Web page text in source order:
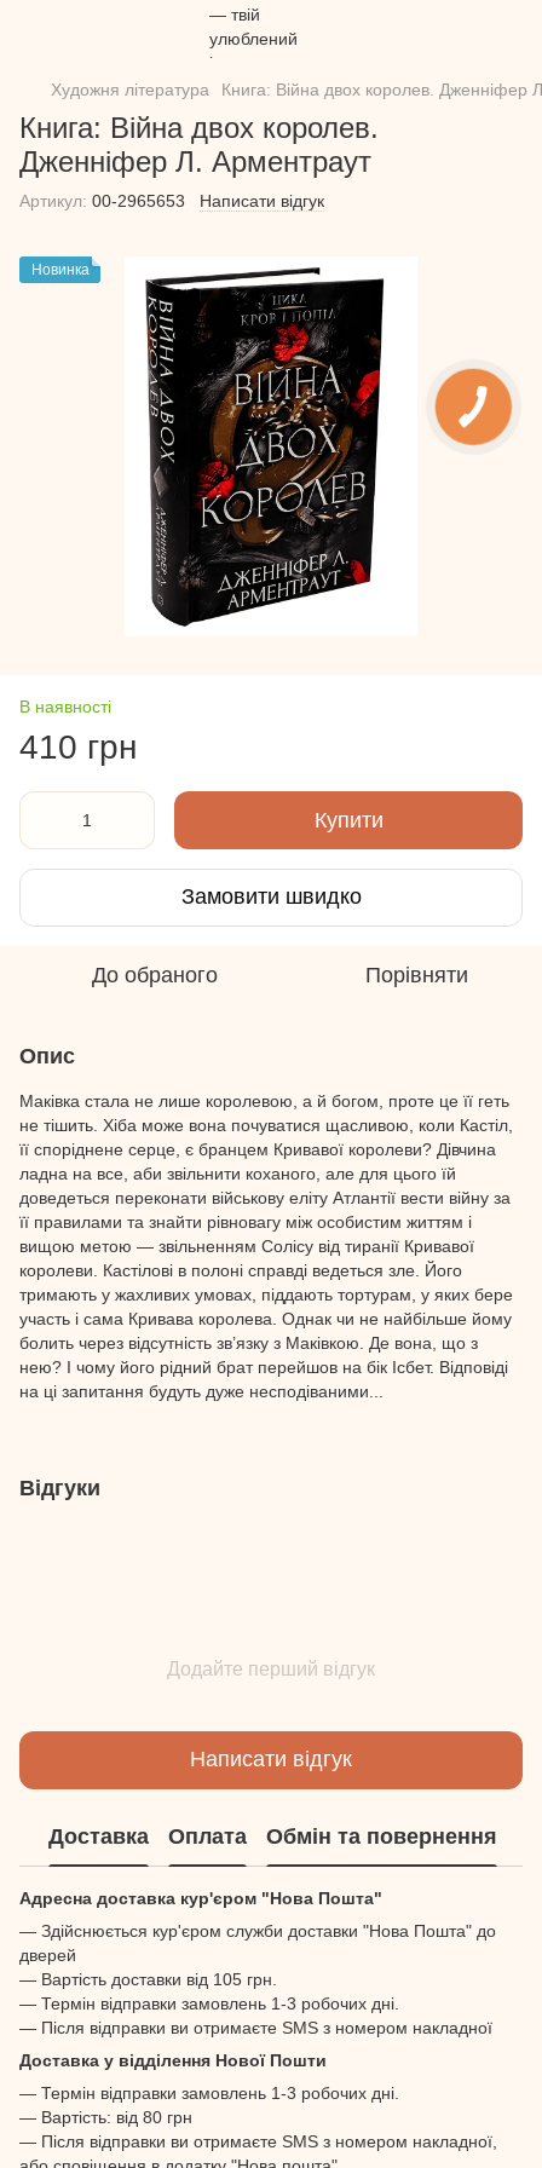
Художня література Книга: Війна двох королев. Дженніфер
Книга: Війна двох королев.
Дженніфер Л. Арментраут
Артикул: 00-2965653 Написати відгук
Новинка
В наявності
410 грн
Купити
Замовити швидко
До обраного Порівняти
Опис
Маківка стала не лише королевою, а й богом, проте це її геть
не тішить. Хіба може вона почуватися щасливою, коли Кастіл,
її споріднене серце, є бранцем Кривавої королеви? Дівчина
ладна на все, аби звільнити коханого, але для цього їй
доведеться переконати військову еліту Атлантії вести війну за
її правилами та знайти рівновагу між особистим життям і
вищою метою — звільненням Солісу від тиранії Кривавої
королеви. Кастілові в полоні справді ведеться зле. Його
тримають у жахливих умовах, піддають тортурам, у яких бере
участь і сама Кривава королева. Однак чи не найбільше йому
болить через відсутність зв’язку з Маківкою. Де вона, що з
нею? І чому його рідний брат перейшов на бік Ісбет. Відповіді
на ці запитання будуть дуже несподіваними...
Відгуки
Додайте перший відгук
Написати відгук
Доставка Оплата Обмін та повернення
Адресна доставка кур'єром "Нова Пошта"
— Здійснюється кур'єром служби доставки "Нова Пошта" до
дверей
— Вартість доставки від 105 грн.
— Термін відправки замовлень 1-3 робочих дні.
— Після відправки ви отримаєте SMS з номером накладної
Доставка у відділення Нової Пошти
— Термін відправки замовлень 1-3 робочих дні.
— Вартість: від 80 грн
— Після відправки ви отримаєте SMS з номером накладної,